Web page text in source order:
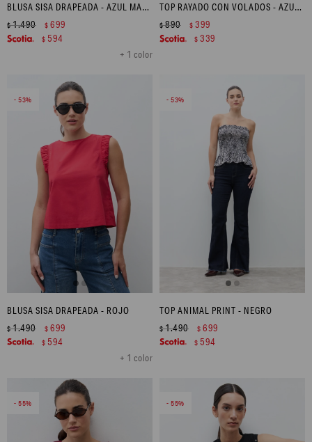
BLUSA SISA DRAPEADA - AZUL MARINO
+ 1 color
$1.490 $ 699
$ 594
TOP RAYADO CON VOLADOS - AZUL MARINO
$890 $ 399
$ 339
53
BLUSA SISA DRAPEADA - ROJO
+ 1 color
$1.490 $ 699
$ 594
53
TOP ANIMAL PRINT - NEGRO
$1.490 $ 699
$ 594
55 55